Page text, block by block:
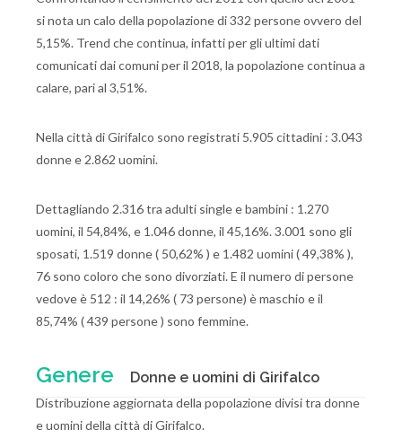
si nota un calo della popolazione di 332 persone ovvero del
5,15%. Trend che continua, infatti per gli ultimi dati
comunicati dai comuni per il 2018, la popolazione continua a
calare, pari al 3,51%.
Nella città di Girifalco sono registrati 5.905 cittadini : 3.043
donne e 2.862 uomini.
Dettagliando 2.316 tra adulti single e bambini : 1.270
uomini, il 54,84%, e 1.046 donne, il 45,16%. 3.001 sono gli
sposati, 1.519 donne ( 50,62% ) e 1.482 uomini ( 49,38% ),
76 sono coloro che sono divorziati. E il numero di persone
vedove è 512 : il 14,26% ( 73 persone) è maschio e il
85,74% ( 439 persone ) sono femmine.
Genere Donne e uomini di Girifalco
Distribuzione aggiornata della popolazione divisi tra donne
e uomini della città di Girifalco.